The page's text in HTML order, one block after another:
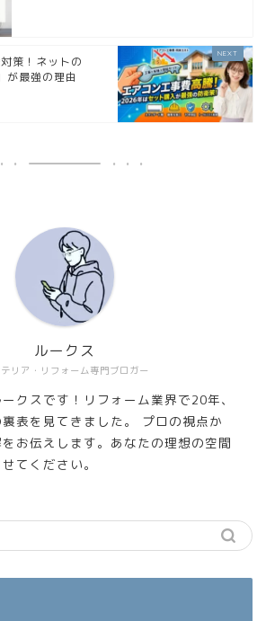
策！ネットの
が最強の理由
リア・リフォーム専門ブロガー
ルークス
クスです！リフォーム業界で20年、
表を見てきました。 プロの視点か
お伝えします。あなたの理想の空間
てください。